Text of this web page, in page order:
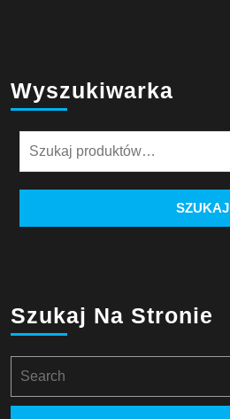
Wyszukiwarka
SZUKAJ
Szukaj Na Stronie
for: